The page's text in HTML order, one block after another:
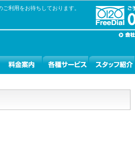
利用をお待ちしております。